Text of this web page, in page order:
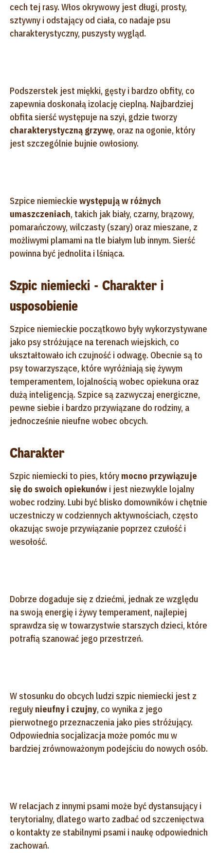
cech tej rasy. Włos okrywowy jest długi, prosty,
sztywny i odstający od ciała, co nadaje psu
charakterystyczny, puszysty wygląd.
Podszerstek jest miękki, gęsty i bardzo obfity, co
zapewnia doskonałą izolację cieplną. Najbardziej
obfita sierść występuje na szyi, gdzie tworzy
charakterystyczną grzywę, oraz na ogonie, który
jest szczególnie bujnie owłosiony.
Szpice niemieckie występują w różnych
umaszczeniach, takich jak biały, czarny, brązowy,
pomarańczowy, wilczasty (szary) oraz mieszane, z
możliwymi plamami na tle białym lub innym. Sierść
powinna być jednolita i lśniąca.
Szpic niemiecki - Charakter i
usposobienie
Szpice niemieckie początkowo były wykorzystywane
jako psy stróżujące na terenach wiejskich, co
ukształtowało ich czujność i odwagę. Obecnie są to
psy towarzyszące, które wyróżniają się żywym
temperamentem, lojalnością wobec opiekuna oraz
dużą inteligencją. Szpice są zazwyczaj energiczne,
pewne siebie i bardzo przywiązane do rodziny, a
jednocześnie nieufne wobec obcych.
Charakter
Szpic niemiecki to pies, który mocno przywiązuje
się do swoich opiekunów i jest niezwykle lojalny
wobec rodziny. Lubi być blisko domowników i chętnie
uczestniczy w codziennych aktywnościach, często
okazując swoje przywiązanie poprzez czułość i
wesołość.
Dobrze dogaduje się z dziećmi, jednak ze względu
na swoją energię i żywy temperament, najlepiej
sprawdza się w towarzystwie starszych dzieci, które
potrafią szanować jego przestrzeń.
W stosunku do obcych ludzi szpic niemiecki jest z
reguły nieufny i czujny, co wynika z jego
pierwotnego przeznaczenia jako pies stróżujący.
Odpowiednia socjalizacja może pomóc mu w
bardziej zrównoważonym podejściu do nowych osób.
W relacjach z innymi psami może być dystansujący i
terytorialny, dlatego warto zadbać od szczenięctwa
o kontakty ze stabilnymi psami i naukę odpowiednich
zachowań.